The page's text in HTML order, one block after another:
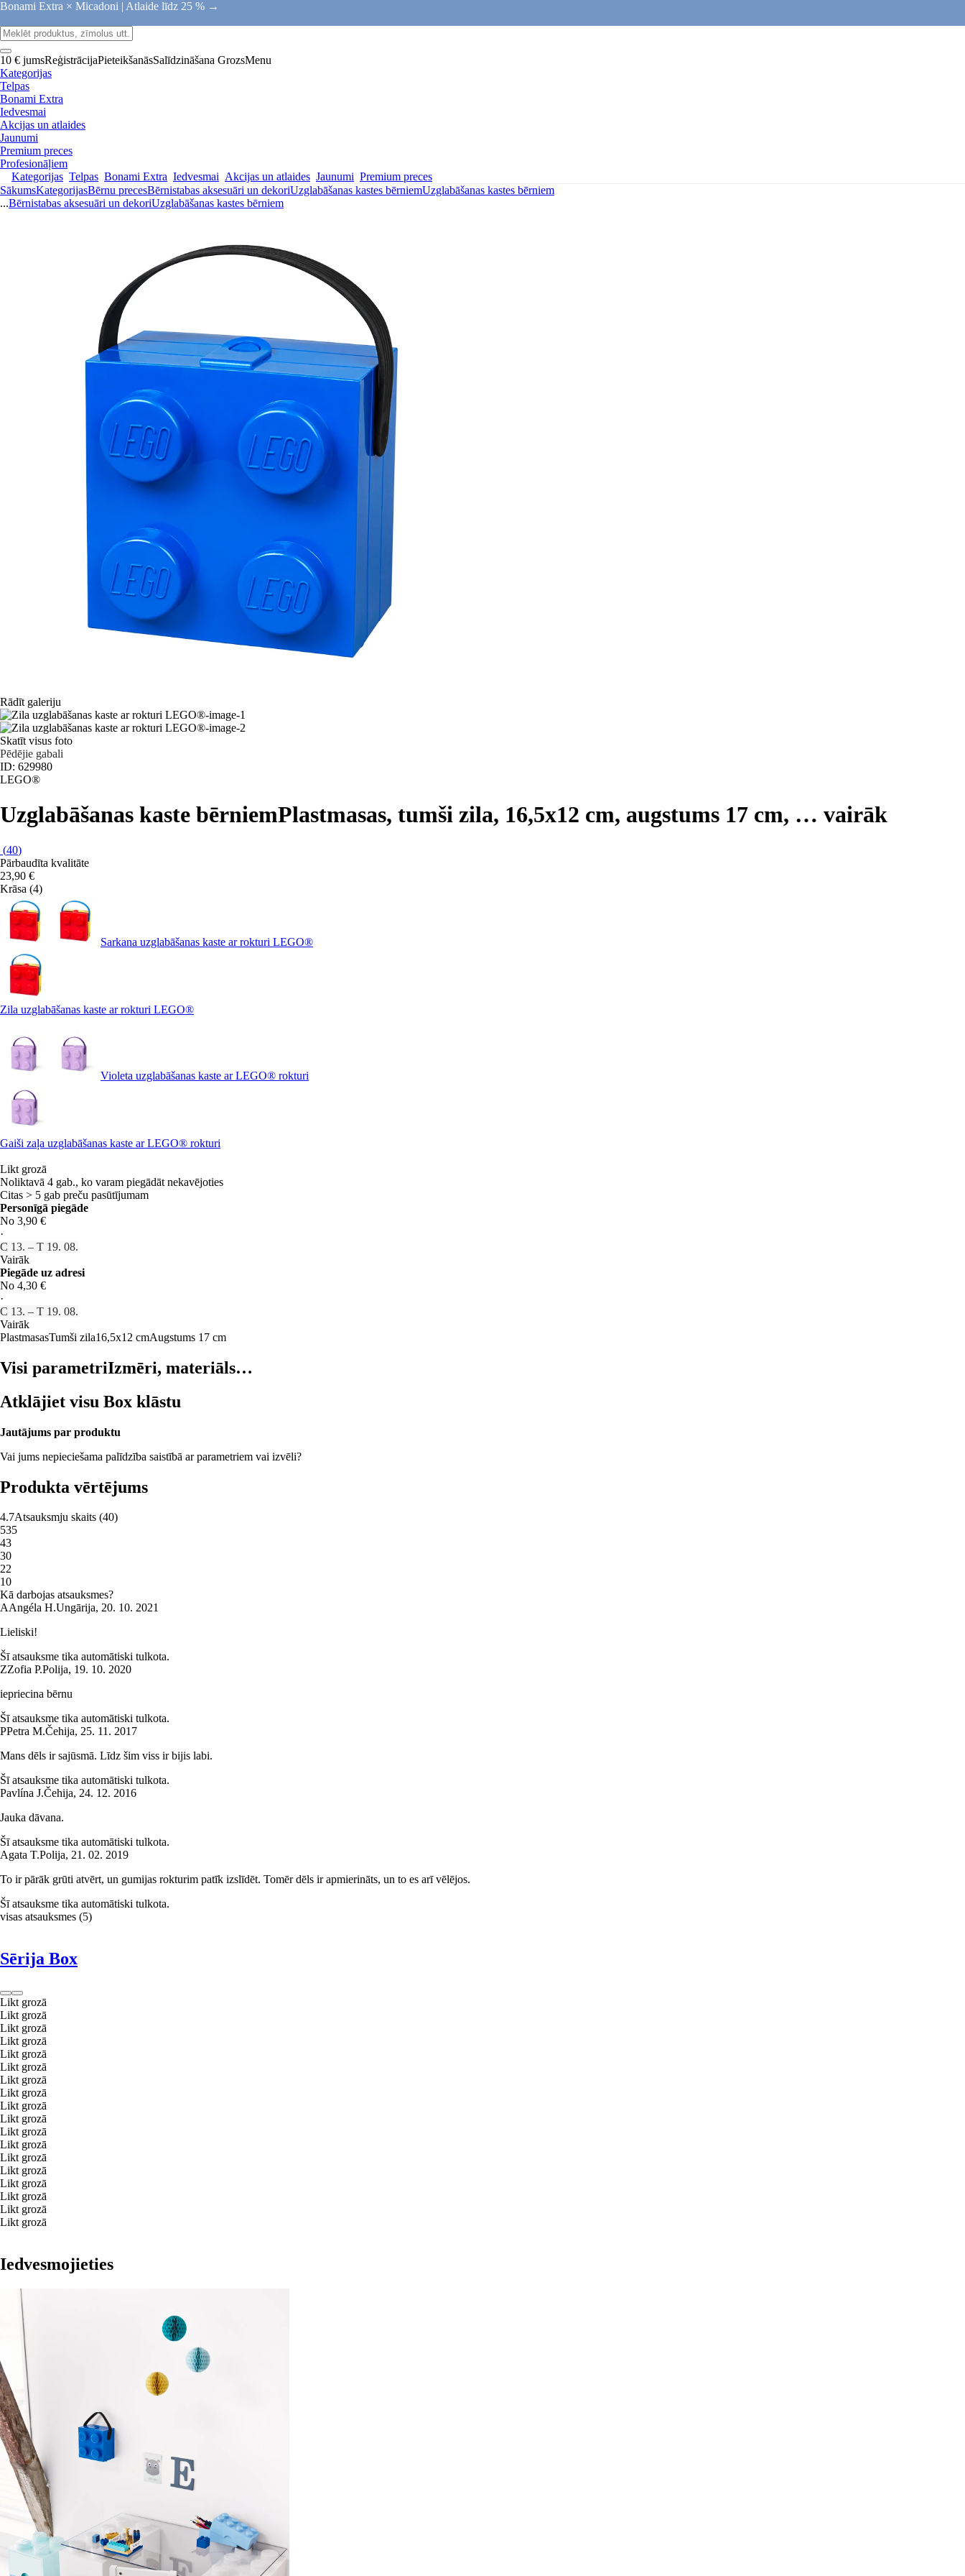
Bonami Extra × Micadoni | Atlaide līdz 25 % →
10 € jumsReģistrācijaPieteikšanāsSalīdzināšana GrozsMenu
Kategorijas
Telpas
Bonami Extra
Iedvesmai
Akcijas un atlaides
Jaunumi
Premium preces
Profesionāļiem
Kategorijas Telpas Bonami Extra Iedvesmai Akcijas un atlaides Jaunumi Premium preces
SākumsKategorijasBērnu precesBērnistabas aksesuāri un dekoriUzglabāšanas kastes bērniemUzglabāšanas kastes bērniem
...Bērnistabas aksesuāri un dekoriUzglabāšanas kastes bērniem
Rādīt galeriju
Skatīt visus foto
Pēdējie gabali
ID: 629980
LEGO®
Uzglabāšanas kaste bērniemPlastmasas, tumši zila, 16,5x12 cm, augstums 17 cm, … vairāk
(40)
Pārbaudīta kvalitāte
23,90 €
Krāsa (4)
Sarkana uzglabāšanas kaste ar rokturi LEGO®
Zila uzglabāšanas kaste ar rokturi LEGO®
Violeta uzglabāšanas kaste ar LEGO® rokturi
Gaiši zaļa uzglabāšanas kaste ar LEGO® rokturi
Likt grozā
Noliktavā 4 gab., ko varam piegādāt nekavējoties
Citas > 5 gab preču pasūtījumam
Personīgā piegāde
No 3,90 €
·
C 13. – T 19. 08.
Vairāk
Piegāde uz adresi
No 4,30 €
·
C 13. – T 19. 08.
Vairāk
PlastmasasTumši zila16,5x12 cmAugstums 17 cm
Visi parametriIzmēri, materiāls…
Atklājiet visu Box klāstu
Jautājums par produktu
Vai jums nepieciešama palīdzība saistībā ar parametriem vai izvēli?
Produkta vērtējums
4.7Atsauksmju skaits (40)
535
43
30
22
10
Kā darbojas atsauksmes?
AAngéla H.Ungārija, 20. 10. 2021
Lieliski!
Šī atsauksme tika automātiski tulkota.
ZZofia P.Polija, 19. 10. 2020
iepriecina bērnu
Šī atsauksme tika automātiski tulkota.
PPetra M.Čehija, 25. 11. 2017
Mans dēls ir sajūsmā. Līdz šim viss ir bijis labi.
Šī atsauksme tika automātiski tulkota.
Pavlína J.Čehija, 24. 12. 2016
Jauka dāvana.
Šī atsauksme tika automātiski tulkota.
Agata T.Polija, 21. 02. 2019
To ir pārāk grūti atvērt, un gumijas rokturim patīk izslīdēt. Tomēr dēls ir apmierināts, un to es arī vēlējos.
Šī atsauksme tika automātiski tulkota.
visas atsauksmes (5)
Sērija Box
Likt grozā
Likt grozā
Likt grozā
Likt grozā
Likt grozā
Likt grozā
Likt grozā
Likt grozā
Likt grozā
Likt grozā
Likt grozā
Likt grozā
Likt grozā
Likt grozā
Likt grozā
Likt grozā
Likt grozā
Likt grozā
Iedvesmojieties